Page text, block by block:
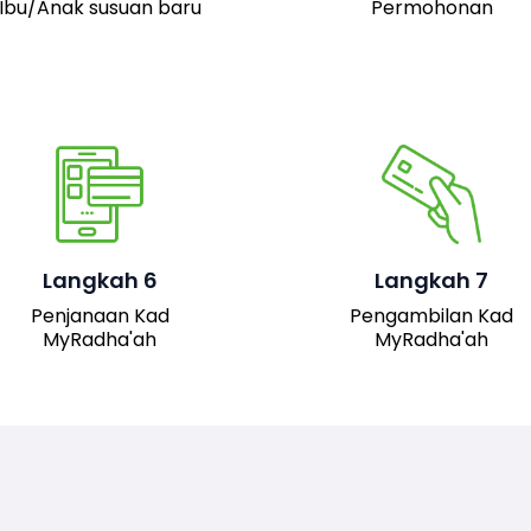
Ibu/Anak susuan baru
Permohonan
Langkah 6
Penjanaan Kad
MyRadha'ah
Setelah permohonan
akan dijana.
Langkah 7
Pengambilan Kad
MyRadha'ah
Pemohon boleh hadir ke
pejabat JAIS untuk
mengambil kad fizikal
MyRadha’ah. Selain itu,
pemohon juga boleh
turun versi digital kad
sistem untuk
kemudahan akses.